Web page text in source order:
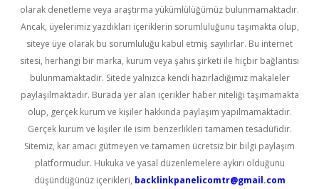
olarak denetleme veya araştırma yükümlülüğümüz bulunmamaktadır.
Ancak, üyelerimiz yazdıkları içeriklerin sorumluluğunu taşımakta olup,
siteye üye olarak bu sorumluluğu kabul etmiş sayılırlar. Bu internet
sitesi, herhangi bir marka, kurum veya şahıs şirketi ile hiçbir bağlantısı
bulunmamaktadır. Sitede yalnızca kendi hazırladığımız makaleler
paylaşılmaktadır. Burada yer alan içerikler haber niteliği taşımamakta
olup, gerçek kurum ve kişiler hakkında paylaşım yapılmamaktadır.
Gerçek kurum ve kişiler ile isim benzerlikleri tamamen tesadüfidir.
Sitemiz, kar amacı gütmeyen ve tamamen ücretsiz bir bilgi paylaşım
platformudur. Hukuka ve yasal düzenlemelere aykırı olduğunu
düşündüğünüz içerikleri, backlinkpanelicomtr@gmail.com